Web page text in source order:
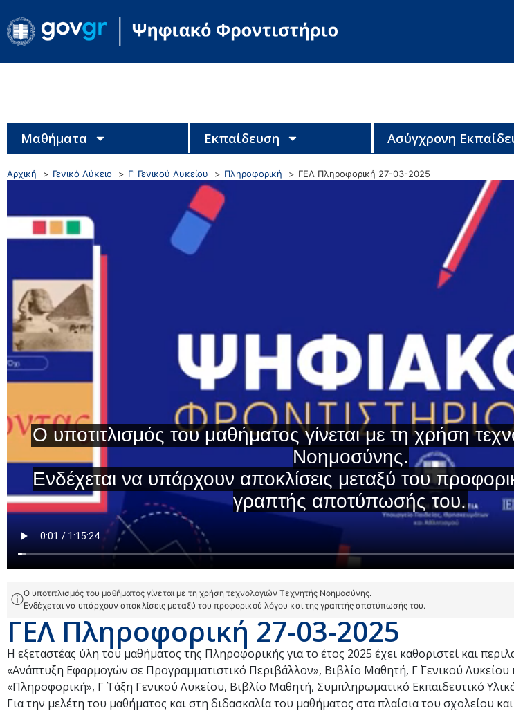
Μαθήματα Εκπαίδευση Ασύγχρονη
Αρχική Γενικό Λύκειο Γ' Γενικού Λυκείου Πληροφορική ΓΕΛ Πληροφορική 27-03-2025
ⓘΟ υποτιτλισμός του μαθήματος γίνεται με τη χρήση τεχνολογιών Τεχνητής Νοημοσύνης.
Ενδέχεται να υπάρχουν αποκλίσεις μεταξύ του προφορικού λόγου και της γραπτής αποτύπωσής του.
ΓΕΛ Πληροφορική 27-03-2025
H εξεταστέας ύλη του μαθήματος της Πληροφορικής για το έτος 2025 έχει καθοριστεί και
«Ανάπτυξη Εφαρμογών σε Προγραμματιστικό Περιβάλλον», Βιβλίο Μαθητή, Γ΄ Γενικού Λυκείου
«Πληροφορική», Γ΄ Τάξη Γενικού Λυκείου, Βιβλίο Μαθητή, Συμπληρωματικό Εκπαιδευτικό
Για την μελέτη του μαθήματος και στη διδασκαλία του μαθήματος στα πλαίσια του σχολείου